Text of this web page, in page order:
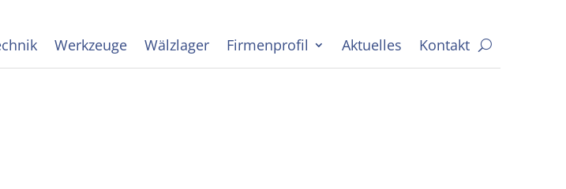
Werkzeuge Wälzlager Firmenprofil Aktuelles
Kontakt